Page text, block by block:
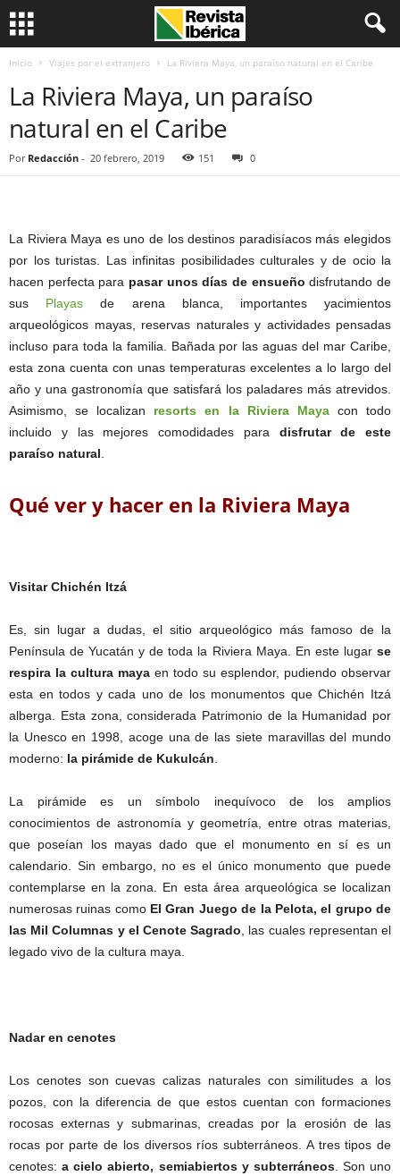
Inicio Viajes por el extranjero La Riviera Maya, un paraíso natural en el Caribe
La Riviera Maya, un paraíso
natural en el Caribe
Por Redacción - 20 febrero, 2019 151 0
La Riviera Maya es uno de los destinos paradisíacos más elegidos
por los turistas. Las infinitas posibilidades culturales y de ocio la
hacen perfecta para pasar unos días de ensueño disfrutando de
sus Playas de arena blanca, importantes yacimientos
arqueológicos mayas, reservas naturales y actividades pensadas
incluso para toda la familia. Bañada por las aguas del mar Caribe,
esta zona cuenta con unas temperaturas excelentes a lo largo del
año y una gastronomía que satisfará los paladares más atrevidos.
Asimismo, se localizan resorts en la Riviera Mayacon todo
incluido y las mejores comodidades para disfrutar de este
paraíso natural
Qué ver y hacer en la Riviera Maya
Visitar Chichén Itzá
Es, sin lugar a dudas, el sitio arqueológico más famoso de la
Península de Yucatán y de toda la Riviera Maya. En este lugar se
respira la cultura maya en todo su esplendor, pudiendo observar
esta en todos y cada uno de los monumentos que Chichén Itzá
alberga. Esta zona, considerada Patrimonio de la Humanidad por
la Unesco en 1998, acoge una de las siete maravillas del mundo
moderno: la pirámide de Kukulcán
La pirámide es un símbolo inequívoco de los amplios
conocimientos de astronomía y geometría, entre otras materias,
que poseían los mayas dado que el monumento en sí es un
calendario. Sin embargo, no es el único monumento que puede
contemplarse en la zona. En esta área arqueológica se localizan
numerosas ruinas como El Gran Juego de la Pelota, el grupo de
las Mil Columnas y el Cenote Sagrado , las cuales representan el
legado vivo de la cultura maya.
Nadar en cenotes
Los cenotes son cuevas calizas naturales con similitudes a los
pozos, con la diferencia de que estos cuentan con formaciones
rocosas externas y submarinas, creadas por la erosión de las
rocas por parte de los diversos ríos subterráneos. A tres tipos de
cenotes:a cielo abierto, semiabiertos y subterráneos. Son uno